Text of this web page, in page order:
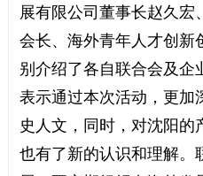
展有限公司董事长赵久宏
会长、海外青年人才创新
别介绍了各自联合会及企
表示通过本次活动，更加
史人文，同时，对沈阳的
也有了新的认识和理解。